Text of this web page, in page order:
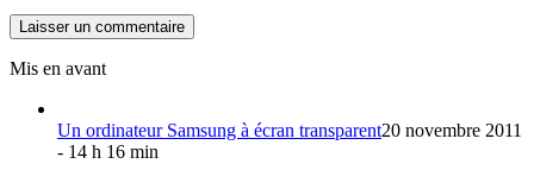
Mis en avant
Un ordinateur Samsung à écran transparent20 novembre 2011
- 14 h 16 min